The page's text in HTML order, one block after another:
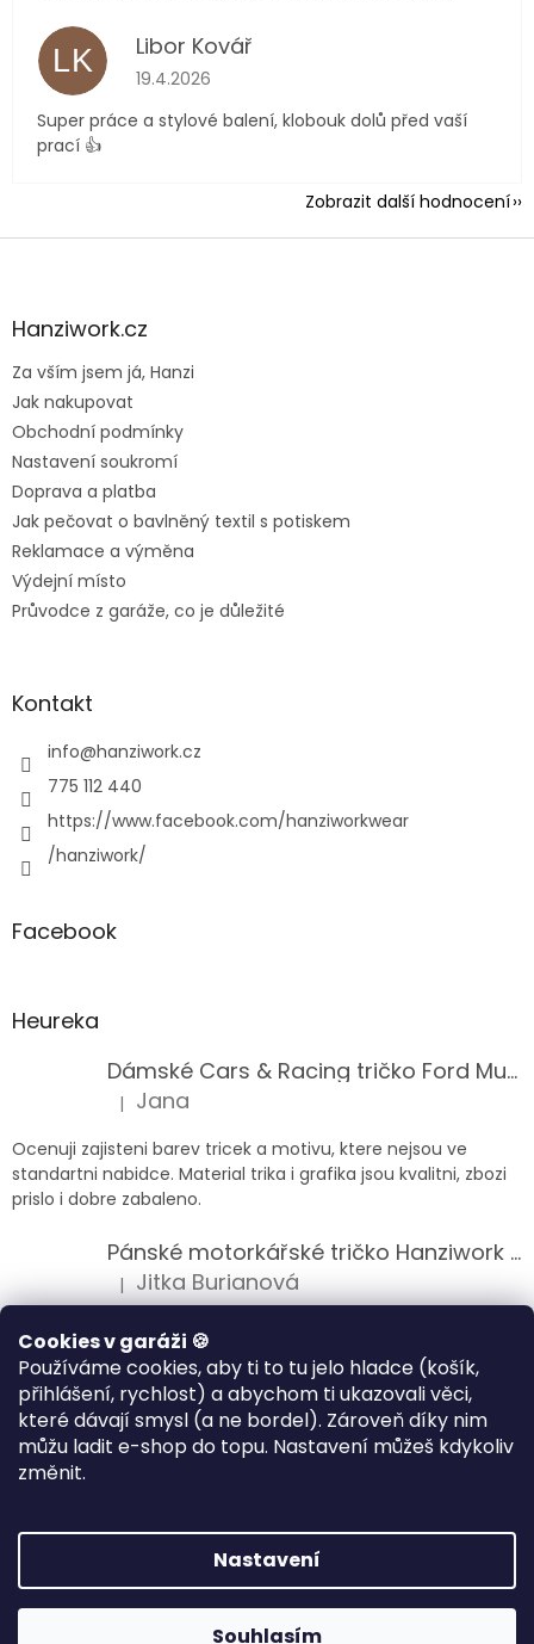
Cookies v garáži 🍪
Používáme cookies, aby ti to tu jelo hladce (košík,
přihlášení, rychlost) a abychom ti ukazovali věci,
které dávají smysl (a ne bordel). Zároveň díky nim
můžu ladit e-shop do topu. Nastavení můžeš kdykoliv
změnit.
Nastavení
Souhlasím
LK Libor Kovář
Hodnocení obchodu je 5 z 5 hvězdiček.
19.4.2026
Super práce a stylové balení, klobouk dolů před vaší
prací 👍
Zobrazit další hodnocení
Z
aHanziwork.cz
Za vším jsem já, Hanzi
Jak nakupovat
Obchodní podmínky
Nastavení soukromí
Doprava a platba
Jak pečovat o bavlněný textil s potiskem
Reklamace a výměna
Výdejní místo
Průvodce z garáže, co je důležité
Kontakt
info@hanziwork.cz
775 112 440
https://www.facebook.com/hanziworkwear
/hanziwork/
Facebook
Heureka
Dámské Cars & Racing tričko Ford Mustang 5. generace
Hodnocení produktu je 5 z 5 hvězdiček.
| Jana
Ocenuji zajisteni barev tricek a motivu, ktere nejsou ve
standartni nabidce. Material trika i grafika jsou kvalitni, zbozi
prislo i dobre zabaleno.
Pánské motorkářské tričko Hanziwork Custom Bobber
Hodnocení produktu je 5 z 5 hvězdiček.
| Jitka Burianová
Splnil očekávání na jedničku
Hodnocení produktu je 5 z 5 hvězdiček.
| Klára Musilová
Jsem velice spokojena, velmi kvalitni zbozi.
Vytvořil Shoptet